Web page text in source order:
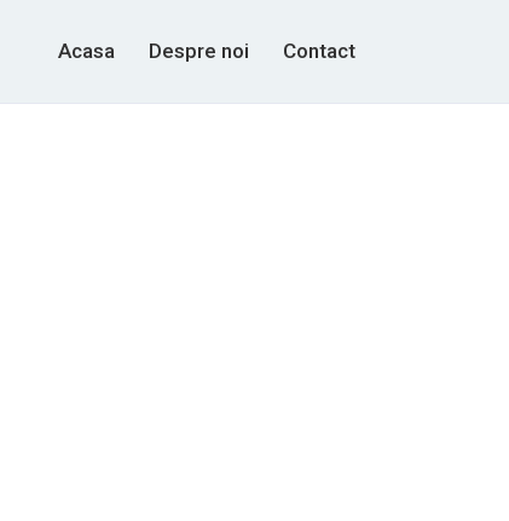
Acasa Despre noi Contact